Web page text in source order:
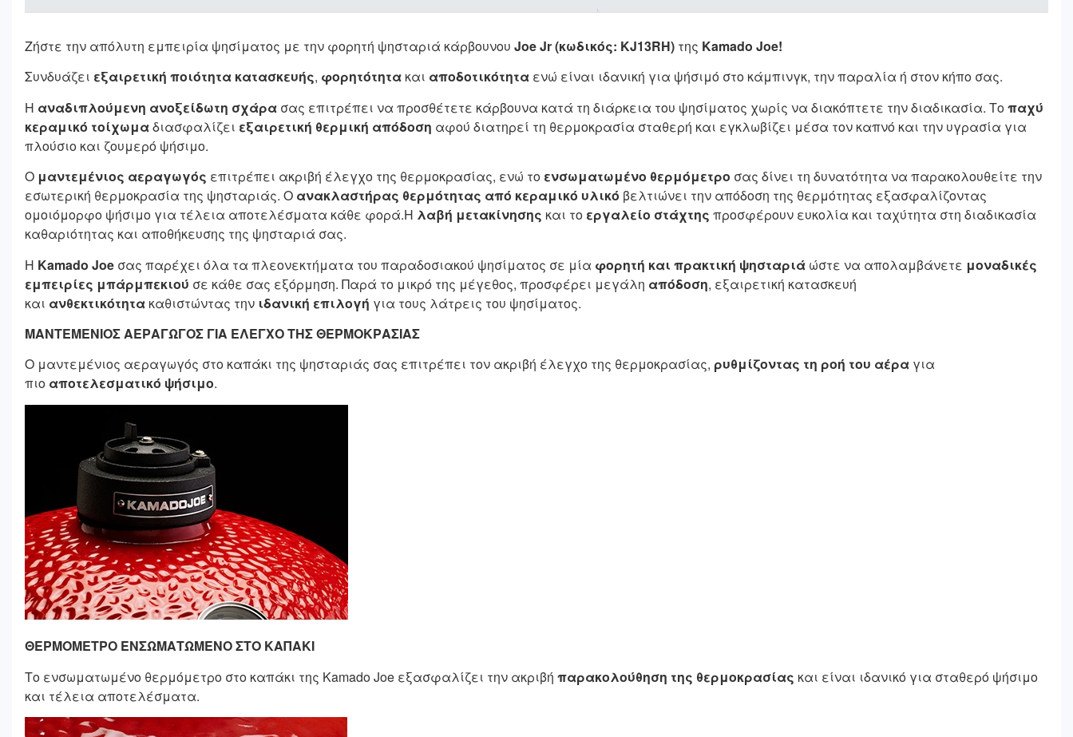
Ζήστε την απόλυτη εμπειρία ψησίματος με την φορητή ψησταριά κάρβουνου Joe Jr (κωδικός: KJ13RH) της Kamado Joe!
Συνδυάζει εξαιρετική ποιότητα κατασκευής, φορητότητα και αποδοτικότητα ενώ είναι ιδανική για ψήσιμό στο κάμπινγκ, την παραλία ή στον κήπο σας.
Η αναδιπλούμενη ανοξείδωτη σχάρα σας επιτρέπει να προσθέτετε κάρβουνα κατά τη διάρκεια του ψησίματος χωρίς να διακόπτετε την διαδικασία. Τοπαχύ
κεραμικό τοίχωμαδιασφαλίζει εξαιρετική θερμική απόδοση αφού διατηρεί τη θερμοκρασία σταθερή και εγκλωβίζει μέσα τον καπνό και την υγρασία για
πλούσιο και ζουμερό ψήσιμο.
Ο μαντεμένιος αεραγωγός επιτρέπει ακριβή έλεγχο της θερμοκρασίας, ενώ το ενσωματωμένο θερμόμετρο σας δίνει τη δυνατότητα να παρακολουθείτε την
εσωτερική θερμοκρασία της ψησταριάς. Ο ανακλαστήρας θερμότητας από κεραμικό υλικό βελτιώνει την απόδοση της θερμότητας εξασφαλίζοντας
ομοιόμορφο ψήσιμο για τέλεια αποτελέσματα κάθε φορά.Η λαβή μετακίνησης και το εργαλείο στάχτης προσφέρουν ευκολία και ταχύτητα στη διαδικασία
καθαριότητας και αποθήκευσης της ψησταριά σας.
Η Kamado Joe σας παρέχει όλα τα πλεονεκτήματα του παραδοσιακού ψησίματος σε μία φορητή και πρακτική ψησταριά ώστε να απολαμβάνετε μοναδικές
εμπειρίες μπάρμπεκιού σε κάθε σας εξόρμηση. Παρά το μικρό της μέγεθος, προσφέρει μεγάλη απόδοση, εξαιρετική κατασκευή
και ανθεκτικότητα καθιστώντας την ιδανική επιλογή για τους λάτρεις του ψησίματος.
ΜΑΝΤΕΜΕΝΙΟΣ ΑΕΡΑΓΩΓΟΣ ΓΙΑ ΕΛΕΓΧΟ ΤΗΣ ΘΕΡΜΟΚΡΑΣΙΑΣ
Ο μαντεμένιος αεραγωγός στο καπάκι της ψησταριάς σας επιτρέπει τον ακριβή έλεγχο της θερμοκρασίας, ρυθμίζοντας τη ροή του αέρα για
πιο αποτελεσματικό ψήσιμο.
ΘΕΡΜΟΜΕΤΡΟ ΕΝΣΩΜΑΤΩΜΕΝΟ ΣΤΟ ΚΑΠΑΚΙ
Το ενσωματωμένο θερμόμετρο στο καπάκι της Kamado Joe εξασφαλίζει την ακριβή παρακολούθηση της θερμοκρασίας και είναι ιδανικό για σταθερό ψήσιμο
και τέλεια αποτελέσματα.